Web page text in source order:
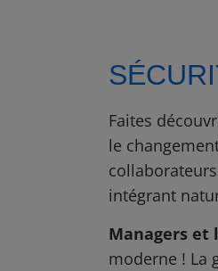
Faites
le
intégrant
Managers et
moderne ! La